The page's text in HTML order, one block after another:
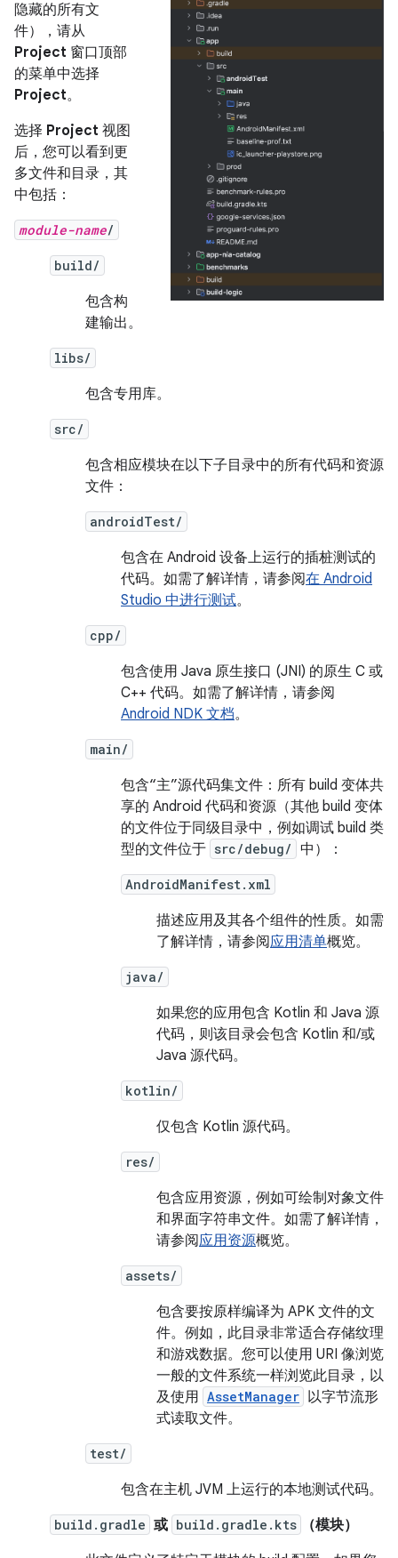
隐藏的所有文
件），请从
Project 窗口顶部
的菜单中选择
Project。
选择 Project 视图
后，您可以看到更
多文件和目录，其
中包括：
module-name/
build/
包含构
建输出。
libs/
包含专用库。
src/
包含相应模块在以下子目录中的所有代码和资源
文件：
androidTest/
包含在 Android 设备上运行的插桩测试的
代码。如需了解详情，请参阅在 Android
Studio 中进行测试。
cpp/
包含使用 Java 原生接口 (JNI) 的原生 C 或
C++ 代码。如需了解详情，请参阅
Android NDK 文档。
main/
包含“主”源代码集文件：所有 build 变体共
享的 Android 代码和资源（其他 build 变体
的文件位于同级目录中，例如调试 build 类
型的文件位于 src/debug/ 中）：
AndroidManifest.xml
描述应用及其各个组件的性质。如需
了解详情，请参阅应用清单概览。
java/
如果您的应用包含 Kotlin 和 Java 源
代码，则该目录会包含 Kotlin 和/或
Java 源代码。
kotlin/
仅包含 Kotlin 源代码。
res/
包含应用资源，例如可绘制对象文件
和界面字符串文件。如需了解详情，
请参阅应用资源概览。
assets/
包含要按原样编译为 APK 文件的文
件。例如，此目录非常适合存储纹理
和游戏数据。您可以使用 URI 像浏览
一般的文件系统一样浏览此目录，以
及使用 AssetManager 以字节流形
式读取文件。
test/
包含在主机 JVM 上运行的本地测试代码。
build.gradle 或 build.gradle.kts
（模块）